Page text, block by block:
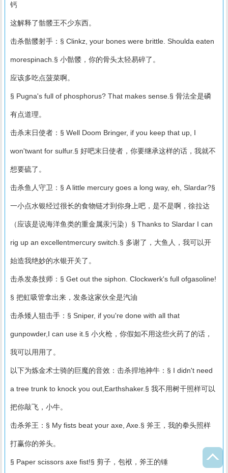
钙
这解释了骷髅王不少东西。
击杀骷髅射手：§ Clinkz, your bones were brittle. Shoulda eaten
morespinach.§ 小骷髅，你的骨头太轻易碎了。
应该多吃点菠菜啊。
§ Pugna's full of phosphorus? That makes sense.§ 骨法全是磷
有点道理。
击杀末日使者：§ Well Doom Bringer, if you keep that up, I
won'twant for sulfur.§ 好吧末日使者，你要继承这样的话，我就不
想要硫了。
击杀鱼人守卫：§ A little mercury goes a long way, eh, Slardar?§
一小点水银经过很长的食物链才到你身上吧，是不是啊，徐拉达
（应该是说海洋鱼类的重金属汞污染）§ Thanks to Slardar I can
rig up an excellentmercury switch.§ 多谢了，大鱼人，我可以开
始造我绝妙的水银开关了。
击杀发条技师：§ Get out the siphon. Clockwerk's full ofgasoline!
§ 把虹吸管拿出来，发条这家伙全是汽油
击杀矮人狙击手：§ Sniper, if you're done with all that
gunpowder,I can use it.§ 小火枪，你假如不用这些火药了的话，
我可以用用了。
以下为炼金术士骑的巨魔的音效：击杀捍地神牛：§ I didn't need
a tree trunk to knock you out,Earthshaker.§ 我不用树干照样可以
把你敲飞，小牛。
击杀斧王：§ My fists beat your axe, Axe.§ 斧王，我的拳头照样
打赢你的斧头。
§ Paper scissors axe fist!§ 剪子，包袱，斧王的锤